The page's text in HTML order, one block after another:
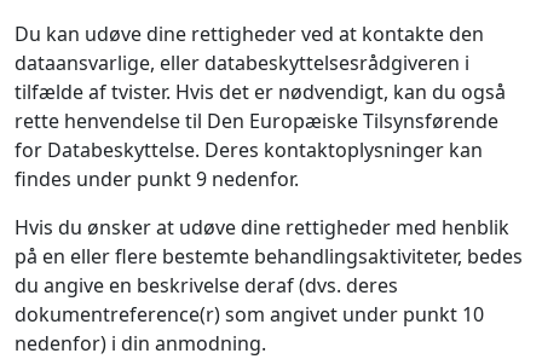
Du kan udøve dine rettigheder ved at kontakte den
dataansvarlige, eller databeskyttelsesrådgiveren i
tilfælde af tvister. Hvis det er nødvendigt, kan du også
rette henvendelse til Den Europæiske Tilsynsførende
for Databeskyttelse. Deres kontaktoplysninger kan
findes under punkt 9 nedenfor.
Hvis du ønsker at udøve dine rettigheder med henblik
på en eller flere bestemte behandlingsaktiviteter, bedes
du angive en beskrivelse deraf (dvs. deres
dokumentreference(r) som angivet under punkt 10
nedenfor) i din anmodning.